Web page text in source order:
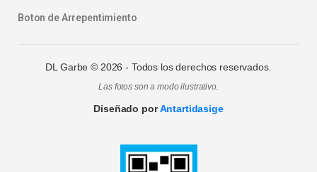
Boton de Arrepentimiento
DL Garbe © 2026 - Todos los derechos reservados.
Las fotos son a modo ilustrativo.
Diseñado porAntartidasige